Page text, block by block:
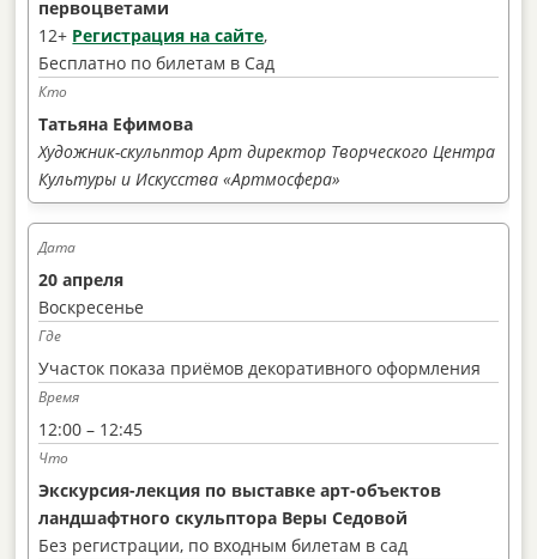
первоцветами
12+ Регистрация на сайте,
Бесплатно по билетам в Сад
Татьяна Ефимова
Художник-скульптор Арт директор Творческого Центра
Культуры и Искусства «Артмосфера»
20 апреля
Воскресенье
Участок показа приёмов декоративного оформления
12:00 – 12:45
Экскурсия-лекция по выставке арт-объектов
ландшафтного скульптора Веры Седовой
Без регистрации, по входным билетам в сад